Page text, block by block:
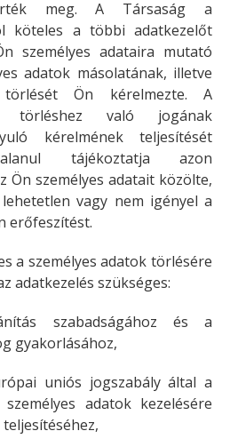
meg. A Társaság a
köteles a többi adatkezelőt
személyes adataira mutató
adatok másolatának, illetve
törlését Ön kérelmezte. A
való jogának
kérelmének teljesítését
tájékoztatja azon
Ön személyes adatait közölte,
vagy nem igényel a
erőfeszítést.
a személyes adatok törlésére
adatkezelés szükséges:
szabadságához és a
gyakorlásához,
uniós jogszabály által a
adatok kezelésére